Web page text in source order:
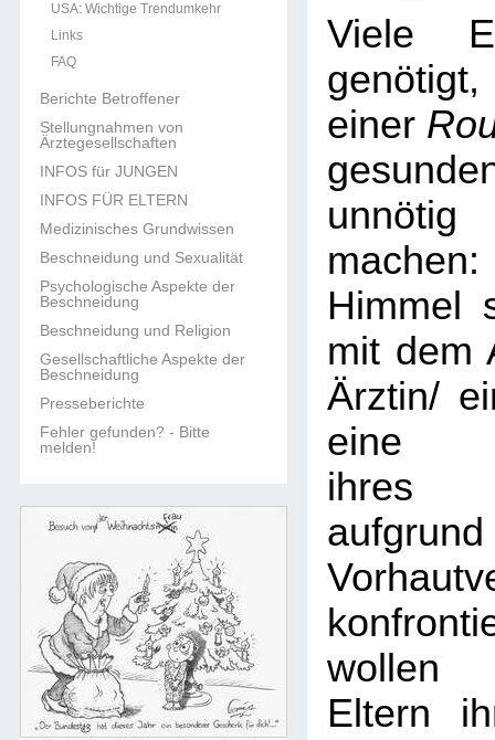
USA: Wichtige Trendumkehr
Links
FAQ
Berichte Betroffener
Stellungnahmen von
Ärztegesellschaften
INFOS für JUNGEN
INFOS FÜR ELTERN
Medizinisches Grundwissen
Beschneidung und Sexualität
Psychologische Aspekte der
Beschneidung
Beschneidung und Religion
Gesellschaftliche Aspekte der
Beschneidung
Presseberichte
Fehler gefunden? - Bitte
melden!
Viele
einer
Himmel
mit dem
Ärztin/
eine
ihres
wollen
Eltern